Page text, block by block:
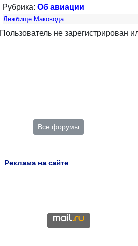
Рубрика: Об авиации
Лежбище Маковода
Пользователь не зарегистрирован
Все форумы
Реклама на сайте